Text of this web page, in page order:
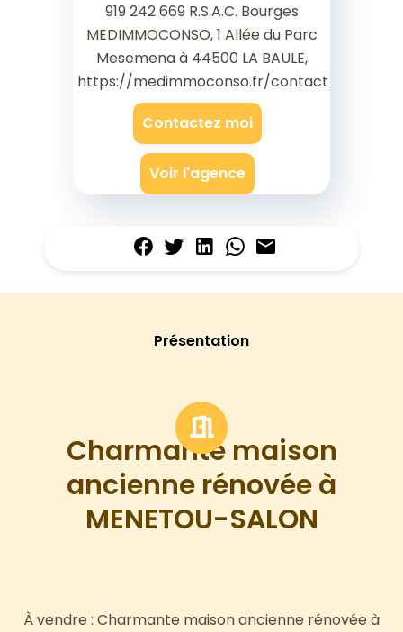
919 242 669 R.S.A.C. Bourges
MEDIMMOCONSO, 1 Allée du Parc
Mesemena à 44500 LA BAULE,
https://medimmoconso.fr/contact
Contactez moi
Voir l'agence
Présentation
Charmante maison
ancienne rénovée à
MENETOU-SALON
À vendre : Charmante maison ancienne rénovée à